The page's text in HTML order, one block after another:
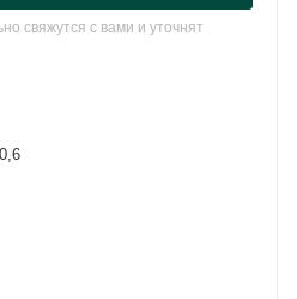
свяжутся с вами и уточнят
0,6